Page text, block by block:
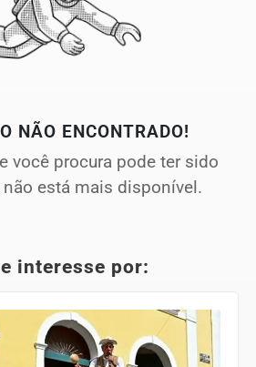
NÃO ENCONTRADO!
você procura pode ter sido
está mais disponível.
interesse por: